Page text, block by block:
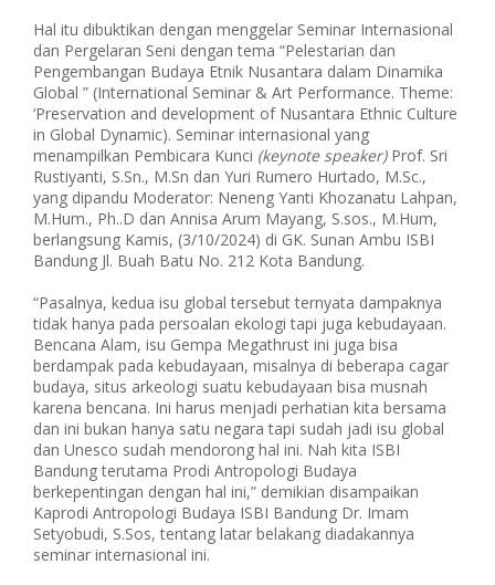
Hal itu dibuktikan dengan menggelar Seminar Internasional
dan Pergelaran Seni dengan tema “Pelestarian dan
Pengembangan Budaya Etnik Nusantara dalam Dinamika
Global ” (International Seminar & Art Performance. Theme:
‘Preservation and development of Nusantara Ethnic Culture
in Global Dynamic). Seminar internasional yang
menampilkan Pembicara Kunci (keynote speaker)Prof. Sri
Rustiyanti, S.Sn., M.Sn dan Yuri Rumero Hurtado, M.Sc.,
yang dipandu Moderator: Neneng Yanti Khozanatu Lahpan,
M.Hum., Ph..D dan Annisa Arum Mayang, S.sos., M.Hum,
berlangsung Kamis, (3/10/2024) di GK. Sunan Ambu ISBI
Bandung Jl. Buah Batu No. 212 Kota Bandung.
“Pasalnya, kedua isu global tersebut ternyata dampaknya
tidak hanya pada persoalan ekologi tapi juga kebudayaan.
Bencana Alam, isu Gempa Megathrust ini juga bisa
berdampak pada kebudayaan, misalnya di beberapa cagar
budaya, situs arkeologi suatu kebudayaan bisa musnah
karena bencana. Ini harus menjadi perhatian kita bersama
dan ini bukan hanya satu negara tapi sudah jadi isu global
dan Unesco sudah mendorong hal ini. Nah kita ISBI
Bandung terutama Prodi Antropologi Budaya
berkepentingan dengan hal ini,” demikian disampaikan
Kaprodi Antropologi Budaya ISBI Bandung Dr. Imam
Setyobudi, S.Sos, tentang latar belakang diadakannya
seminar internasional ini.